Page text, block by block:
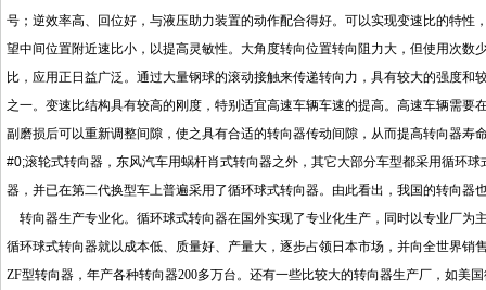
号；逆效率高、回位好，与液压助力装置的动作配合得好。可以实现变速比的特
望中间位置附近速比小，以提高灵敏性。大角度转向位置转向阻力大，但使用次
比，应用正日益广泛。通过大量钢球的滚动接触来传递转向力，具有较大的强度
之一。变速比结构具有较高的刚度，特别适宜高速车辆车速的提高。高速车辆需
副磨损后可以重新调整间隙，使之具有合适的转向器传动间隙，从而提高转向器
#0;滚轮式转向器，东风汽车用蜗杆肖式转向器之外，其它大部分车型都采用循环
器，并已在第二代换型车上普遍采用了循环球式转向器。由此看出，我国的转向器
转向器生产专业化。 循环球式转向器在国外实现了专业化生产，同时以专业厂为
循环球式转向器就以成本低、质量好、产量大，逐步占领日本市场，并向全世界销
ZF型转向器，年产各种转向器200多万台。还有一些比较大的转向器生产厂，如美